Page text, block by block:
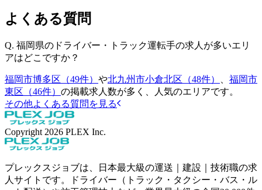
よくある質問
Q. 福岡県のドライバー・トラック運転手の求人が多いエリ
アはどこですか？
福岡市博多区（49件） や北九州市小倉北区（48件）
福岡市
東区（46件） の掲載求人数が多く、人気のエリアです。
その他よくある質問を見る
Copyright 2026 PLEX Inc.
プレックスジョブは、日本最大級の運送｜建設｜技術職の求
人サイトです。ドライバー（トラック・タクシー・バス・ル